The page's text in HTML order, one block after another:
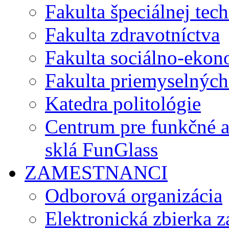
Fakulta špeciálnej
Fakulta zdravotníctva
Fakulta sociálno-
Fakulta
Katedra politológie
Centrum pre funkčné
sklá FunGlass
ZAMESTNANCI
Odborová organizácia
Elektronická zbierka